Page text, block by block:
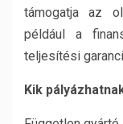
támogatja az
például a
teljesítési
Kik